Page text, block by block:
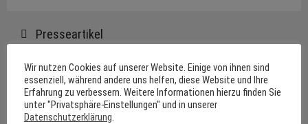
Presseartikel
Deutscher Fassadenpreis 1999. Ausgezeichnete
Architektur. In: Fassadentechnik 9/1999.
Wir nutzen Cookies auf unserer Website. Einige von ihnen sind
essenziell, während andere uns helfen, diese Website und Ihre
Erfahrung zu verbessern. Weitere Informationen hierzu finden Sie
unter "Privatsphäre-Einstellungen" und in unserer
Datenschutzerklärung